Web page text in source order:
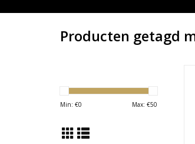
Producten getagd
Min: €0 Max: €50